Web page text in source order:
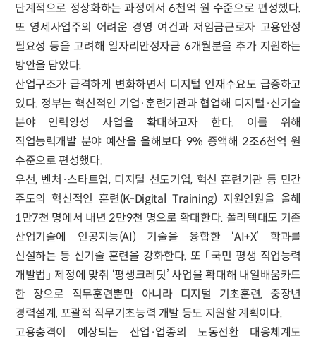
단계적으로 정상화하는 과정에서 6천억 원 수준으로 편성했다.
또 영세사업주의 어려운 경영 여건과 저임금근로자 고용안정
필요성 등을 고려해 일자리안정자금 6개월분을 추가 지원하는
방안을 담았다.
산업구조가 급격하게 변화하면서 디지털 인재수요도 급증하고
있다. 정부는 혁신적인 기업·훈련기관과 협업해 디지털·신기술
분야 인력양성 사업을 확대하고자 한다. 이를 위해
직업능력개발 분야 예산을 올해보다 9% 증액해 2조6천억 원
수준으로 편성했다.
우선, 벤처·스타트업, 디지털 선도기업, 혁신 훈련기관 등 민간
주도의 혁신적인 훈련(K-Digital Training) 지원인원을 올해
1만7천 명에서 내년 2만9천 명으로 확대한다. 폴리텍대도 기존
산업기술에 인공지능(AI) 기술을 융합한 ‘AI+X’ 학과를
신설하는 등 신기술 훈련을 강화한다. 또 「국민 평생 직업능력
개발법」 제정에 맞춰 ‘평생크레딧’ 사업을 확대해 내일배움카드
한 장으로 직무훈련뿐만 아니라 디지털 기초훈련, 중장년
경력설계, 포괄적 직무기초능력 개발 등도 지원할 계획이다.
고용충격이 예상되는 산업·업종의 노동전환 대응체계도